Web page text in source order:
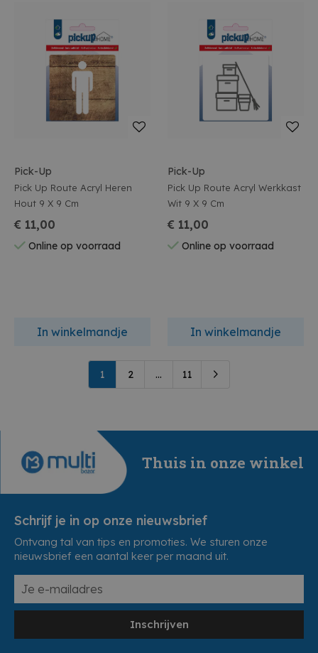
Pick-Up
Pick Up Route Acryl Heren
Hout 9 X 9 Cm
€ 11,00
Online op voorraad
In winkelmandje
Pick-Up
Pick Up Route Acryl Werkkast
Wit 9 X 9 Cm
€ 11,00
Online op voorraad
In winkelmandje
1 2 ... 11
Thuis in onze winkel
Schrijf je in op onze nieuwsbrief
Ontvang tal van tips en promoties. We sturen onze
nieuwsbrief een aantal keer per maand uit.
Inschrijven